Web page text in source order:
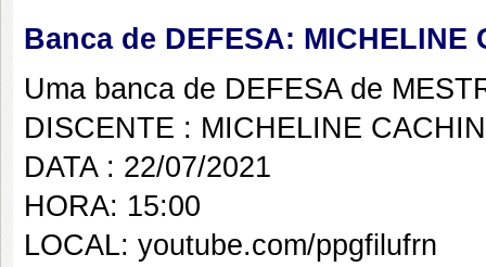
Banca de DEFESA: MICHELINE
Uma banca de DEFESA de
DISCENTE : MICHELINE
DATA : 22/07/2021
HORA: 15:00
LOCAL: youtube.com/ppgfilufrn